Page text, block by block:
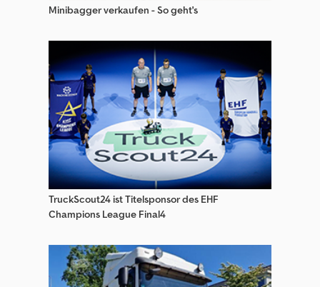
Minibagger verkaufen - So geht's
TruckScout24 ist Titelsponsor des EHF
Champions League Final4